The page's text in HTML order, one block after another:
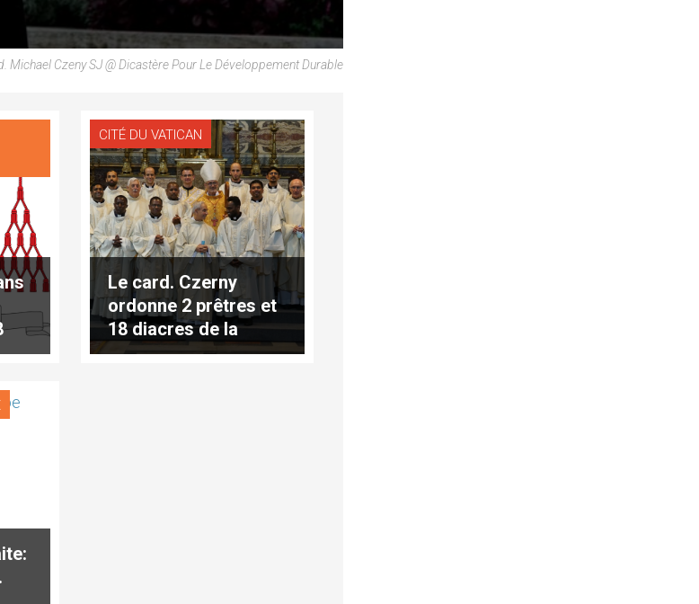
Michael Czeny SJ @ Dicastère Pour Le Développement Durable
CITÉ DU VATICAN
Le card. Czerny
ordonne 2 prêtres et
18 diacres de la
Compagnie de Jésus